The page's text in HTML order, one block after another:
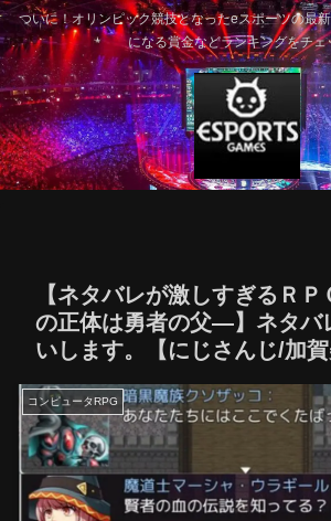
ついに！オリンピック競技となったeスポーツの最
になる賞金などランキングをチェ
【ネタバレが激しすぎるＲ
の正体は勇者の父―】ネタバ
いします。【にじさんじ/加賀
コンピュータRPG